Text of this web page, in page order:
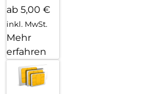
ab 5,00 €
inkl. MwSt.
Mehr
erfahren